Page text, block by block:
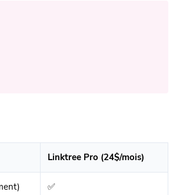
Linktree Pro (24$/mois)
✅